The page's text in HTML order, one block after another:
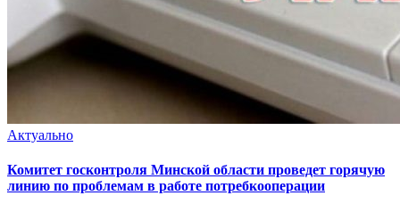
Актуально
Комитет госконтроля Минской области проведет горячую
линию по проблемам в работе потребкооперации